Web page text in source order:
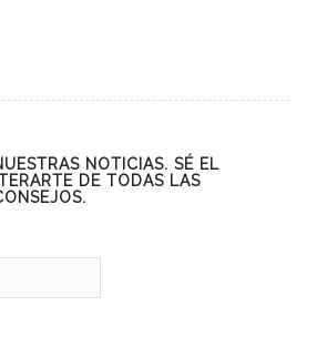
NOTICIAS. SÉ EL
DE TODAS LAS